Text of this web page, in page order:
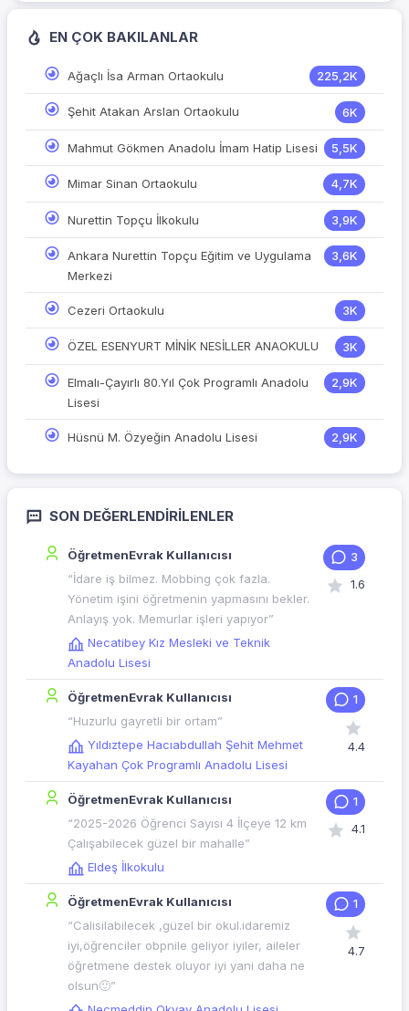
EN ÇOK BAKILANLAR
Ağaçlı İsa Arman Ortaokulu 225,2K
Şehit Atakan Arslan Ortaokulu 6K
Mahmut Gökmen Anadolu İmam Hatip Lisesi 5,5K
Mimar Sinan Ortaokulu 4,7K
Nurettin Topçu İlkokulu 3,9K
Ankara Nurettin Topçu Eğitim ve Uygulama
Merkezi
3,6K
Cezeri Ortaokulu 3K
ÖZEL ESENYURT MİNİK NESİLLER ANAOKULU 3K
Elmalı-Çayırlı 80.Yıl Çok Programlı Anadolu
Lisesi
2,9K
Hüsnü M. Özyeğin Anadolu Lisesi 2,9K
SON DEĞERLENDIRILENLER
ÖğretmenEvrak Kullanıcısı
“İdare iş bilmez. Mobbing çok fazla.
Yönetim işini öğretmenin yapmasını bekler.
Anlayış yok. Memurlar işleri yapıyor”
Necatibey Kız Mesleki ve Teknik
Anadolu Lisesi
3
1.6
ÖğretmenEvrak Kullanıcısı
“Huzurlu gayretli bir ortam”
Yıldıztepe Hacıabdullah Şehit Mehmet
Kayahan Çok Programlı Anadolu Lisesi
1
4.4
ÖğretmenEvrak Kullanıcısı
“2025-2026 Öğrenci Sayısı 4 İlçeye 12 km
Çalışabilecek güzel bir mahalle”
Eldeş İlkokulu
1
4.1
ÖğretmenEvrak Kullanıcısı
“Calisilabilecek ,güzel bir okul.idaremiz
iyi,öğrenciler obpnile geliyor iyiler, aileler
öğretmene destek oluyor iyi yani daha ne
olsun🙂”
1
4.7